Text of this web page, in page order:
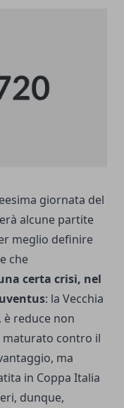
giornata del
alcune partite
meglio definire
che
certa crisi, nel
: la Vecchia
reduce non
contro il
ma
in Coppa Italia
dunque,